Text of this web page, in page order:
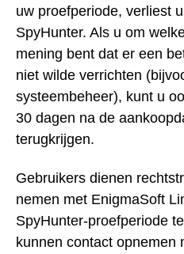
uw proefperiode, verliest
SpyHunter. Als u om
mening bent dat er een
niet wilde verrichten
systeembeheer), kunt u
30 dagen na de
terugkrijgen.
Gebruikers dienen
nemen met EnigmaSoft
SpyHunter-proefperiode
kunnen contact opnemen